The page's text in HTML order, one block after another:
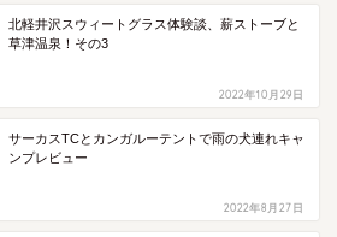
北軽井沢スウィートグラス体験談、薪ストーブと
草津温泉！その3
2022年10月29日
サーカスTCとカンガルーテントで雨の犬連れキャ
ンプレビュー
2022年8月27日